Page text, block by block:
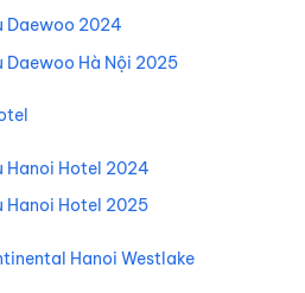
Daewoo 2024
Daewoo Hà Nội 2025
Hanoi Hotel 2024
Hanoi Hotel 2025
Hanoi Westlake